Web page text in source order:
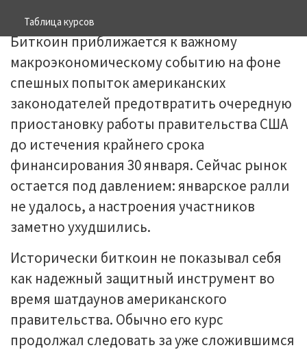
Таблица курсов
Биткоин приближается к важному
макроэкономическому событию на фоне
спешных попыток американских
законодателей предотвратить очередную
приостановку работы правительства США
до истечения крайнего срока
финансирования 30 января. Сейчас рынок
остается под давлением: январское ралли
не удалось, а настроения участников
заметно ухудшились.
Исторически биткоин не показывал себя
как надежный защитный инструмент во
время шатдаунов американского
правительства. Обычно его курс
продолжал следовать за уже сложившимся